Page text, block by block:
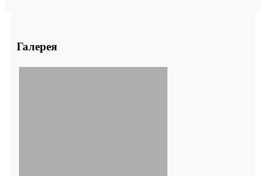
Галерея